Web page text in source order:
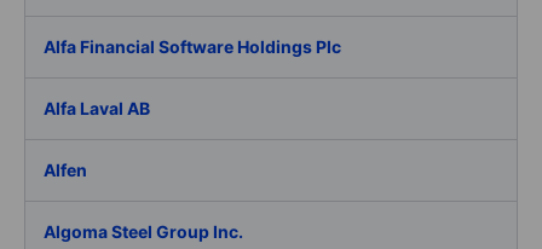
Alfa Financial Software Holdings Plc
Alfa Laval AB
Alfen
Algoma Steel Group Inc.